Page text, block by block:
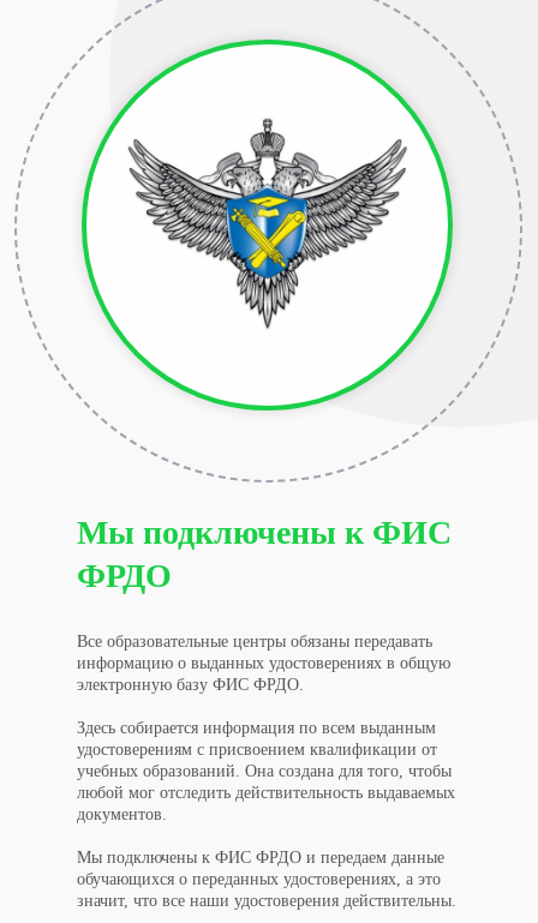
Все образовательные центры обязаны передавать
информацию о выданных удостоверениях в общую
электронную базу ФИС ФРДО.
Здесь собирается информация по всем выданным
удостоверениям с присвоением квалификации от
учебных образований. Она создана для того, чтобы
любой мог отследить действительность выдаваемых
документов.
Мы подключены к ФИС ФРДО и передаем данные
обучающихся о переданных удостоверениях, а это
значит, что все наши удостоверения действительны.
Мы подключены к ФИС
ФРДО